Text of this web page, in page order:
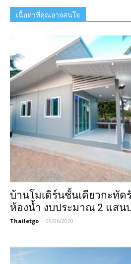
เนื้อหาที่คุณอาจสนใจ
บ้านโมเดิร์นชั้นเดียวกะทัด
ห้องน้ำ งบประมาณ 2 แสน
Thailetgo - 09/06/2020